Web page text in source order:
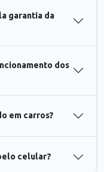
garantia da
dos
em carros?
celular?